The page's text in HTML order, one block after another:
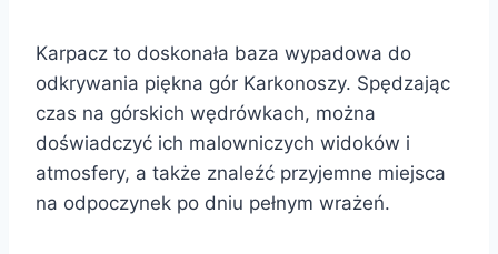
Karpacz to doskonała baza wypadowa do
odkrywania piękna gór Karkonoszy. Spędzając
czas na górskich wędrówkach, można
doświadczyć ich malowniczych widoków i
atmosfery, a także znaleźć przyjemne miejsca
na odpoczynek po dniu pełnym wrażeń.